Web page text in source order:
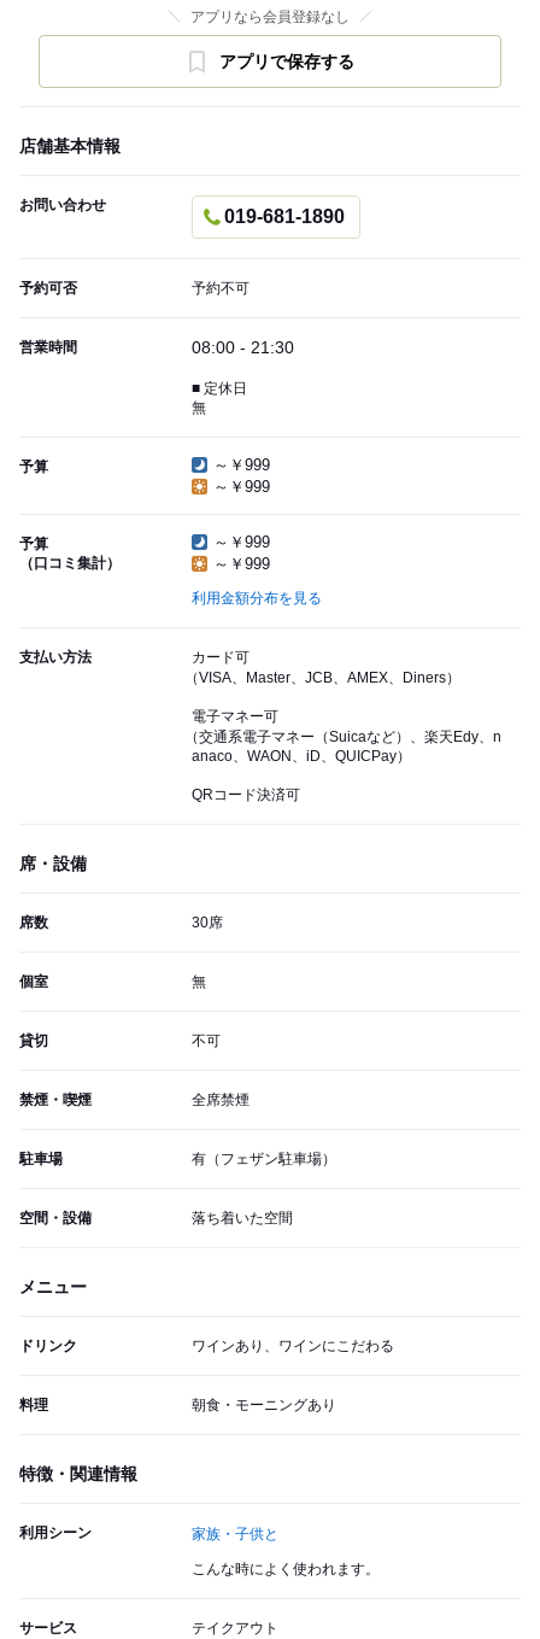
アプリなら会員登録なし
アプリで保存する
店舗基本情報
お問い合わせ
019-681-1890
予約可否 予約不可
営業時間 08:00 - 21:30
■ 定休日
無
予算
～￥999
～￥999
予算
（口コミ集計）
～￥999
～￥999
利用金額分布を見る
支払い方法
カード可
（VISA、Master、JCB、AMEX、Diners）
電子マネー可
（交通系電子マネー（Suicaなど）、楽天Edy、n
anaco、WAON、iD、QUICPay）
QRコード決済可
席・設備
席数 30席
個室 無
貸切 不可
禁煙・喫煙 全席禁煙
駐車場 有（フェザン駐車場）
空間・設備 落ち着いた空間
メニュー
ドリンク ワインあり、ワインにこだわる
料理 朝食・モーニングあり
特徴・関連情報
利用シーン 家族・子供と
こんな時によく使われます。
サービス テイクアウト